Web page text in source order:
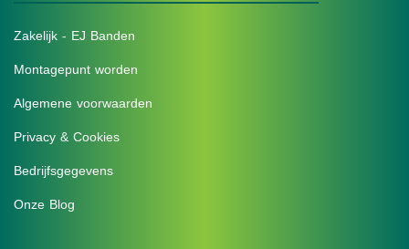
Zakelijk - EJ Banden
Montagepunt worden
Algemene voorwaarden
Privacy & Cookies
Bedrijfsgegevens
Onze Blog